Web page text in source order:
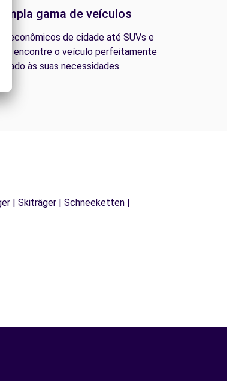
ampla gama de veículos
econômicos de cidade até SUVs e
encontre o veículo perfeitamente
às suas necessidades.
| Skiträger | Schneeketten |